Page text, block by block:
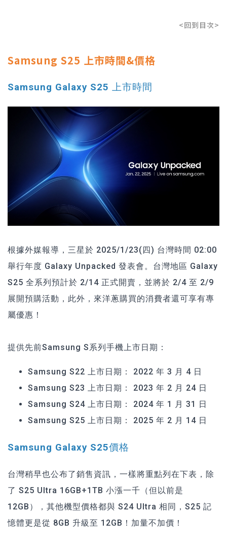
<回到目次>
Samsung S25 上市時間&價格
Samsung Galaxy S25 上市時間
根據外媒報導，三星於 2025/1/23(四) 台灣時間 02:00
舉行年度 Galaxy Unpacked 發表會。台灣地區 Galaxy
S25 全系列預計於 2/14 正式開賣，並將於 2/4 至 2/9
展開預購活動，此外，來洋蔥購買的消費者還可享有專
屬優惠！
提供先前Samsung S系列手機上市日期：
Samsung S22 上市日期： 2022 年 3 月 4 日
Samsung S23 上市日期： 2023 年 2 月 24 日
Samsung S24 上市日期： 2024 年 1 月 31 日
Samsung S25 上市日期： 2025 年 2 月 14 日
Samsung Galaxy S25價格
台灣稍早也公布了銷售資訊，一樣將重點列在下表，除
了 S25 Ultra 16GB+1TB 小漲一千（但以前是
12GB），其他機型價格都與 S24 Ultra 相同，S25 記
憶體更是從 8GB 升級至 12GB！加量不加價！